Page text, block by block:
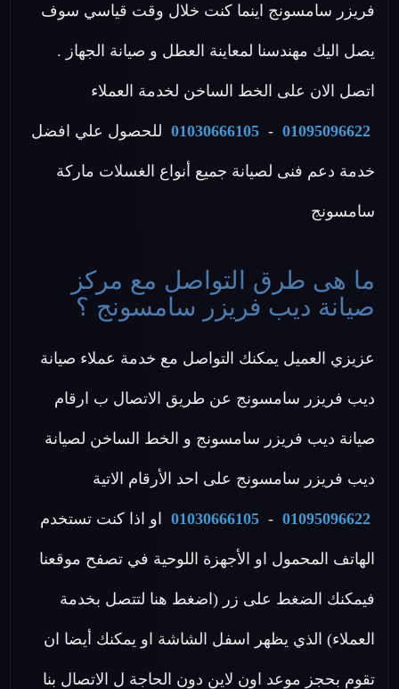
فريزر سامسونج اينما كنت خلال وقت قياسي سوف
يصل اليك مهندسنا لمعاينة العطل و صيانة الجهاز .
اتصل الان على الخط الساخن لخدمة العملاء
01095096622
-
01030666105 للحصول علي افضل
خدمة دعم فنى لصيانة جميع أنواع الغسلات ماركة
سامسونج
ما هى طرق التواصل مع مركز
صيانة ديب فريزر سامسونج ؟
عزيزي العميل يمكنك التواصل مع خدمة عملاء صيانة
ديب فريزر سامسونج عن طريق الاتصال ب ارقام
صيانة ديب فريزر سامسونج و الخط الساخن لصيانة
ديب فريزر سامسونج على احد الأرقام الاتية
01095096622
-
01030666105 او اذا كنت تستخدم
الهاتف المحمول او الأجهزة اللوحية في تصفح موقعنا
فيمكنك الضغط على زر (اضغط هنا لتتصل بخدمة
العملاء) الذي يظهر اسفل الشاشة او يمكنك أيضا ان
تقوم بحجز موعد اون لاين دون الحاجة ل الاتصال بنا